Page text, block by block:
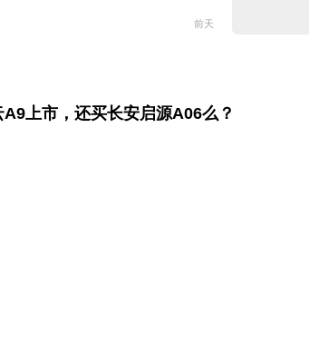
前天
上市，还买长安启源A06么？